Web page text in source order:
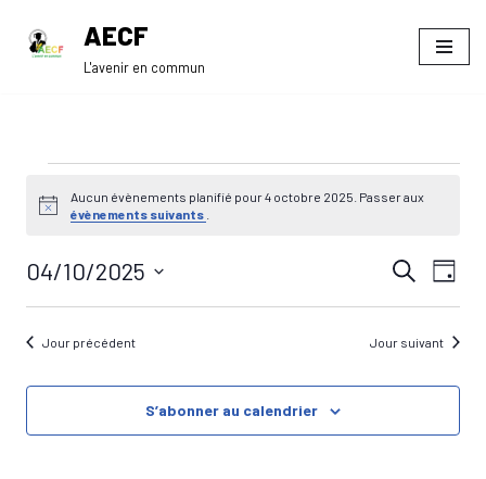
Aller
AECF
L'avenir en commun
Notice
Aucun évènements planifié pour 4 octobre 2025. Passer aux
évènements suivants
Recherche
de
Jour
04/10/2025
date.
Jour précédent Jour suivant
S’abonner au calendrier